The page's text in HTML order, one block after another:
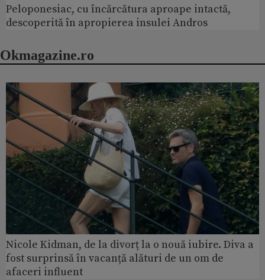
Peloponesiac, cu încărcătura aproape intactă,
descoperită în apropierea insulei Andros
Okmagazine.ro
Nicole Kidman, de la divorț la o nouă iubire. Diva a
fost surprinsă în vacanță alături de un om de
afaceri influent